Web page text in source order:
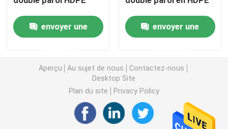
Machine ondulée d'extrudeuse de tuyau
Pp attachent la chaîne de production
Machine en plastique d'extrudeuse de feuille
envoyer une envoyer une
Aperçu Au sujet de nous
Contactez-nous
Desktop Site
Plan du site
Privacy Policy